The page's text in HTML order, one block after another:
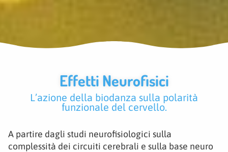
Effetti Neurofisici
L’azione della biodanza sulla polarità
funzionale del cervello.
A partire dagli studi neurofisiologici sulla
complessità dei circuiti cerebrali e sulla base neuro